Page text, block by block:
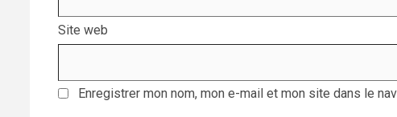
Site web
Enregistrer mon nom, mon e-mail et mon site dans le